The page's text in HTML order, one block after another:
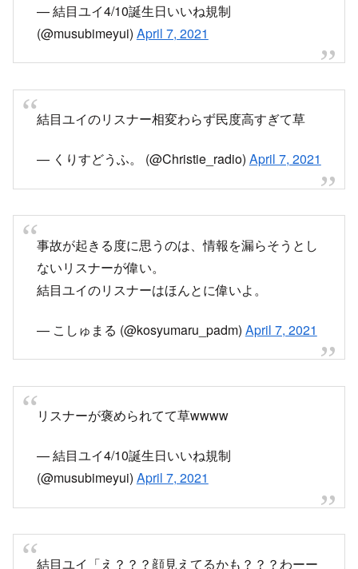
ないリスナーが偉い。
結目ユイのリスナーはほんとに偉いよ。
— こしゅまる (@kosyumaru_padm)April 7, 2021
リスナーが褒められてて草wwww
— 結目ユイ4/10誕生日いいね規制
(@musubimeyui)
April 7, 2021
ー！バグ！？角度ブスやんーーー！」
リスナー「草」
リスナー「そこ」
リスナー「大丈夫！見えてない！黒いマスクで良
かったね！」
結目ユイ「見えてるじゃねーかおい